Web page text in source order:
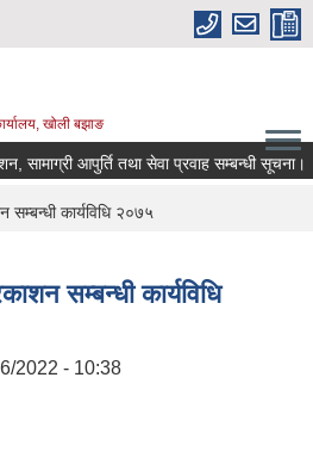
खोली बझाङ
सूचना प्रकाशन, सामाग्री आपुर्ति तथा सेवा प्रवाह सम्बन्धी सूचना।
कार्यविधि २०७५
सम्बन्धी कार्यविधि
2022 - 10:38